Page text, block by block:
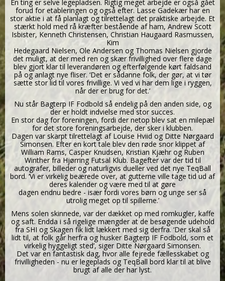
En ting er selve legepladsen. Rigtig meget arbejde er også gået
forud for etableringen og også efter. Lasse Gadekær har en
stor aktie i at få planlagt og tilrettelagt det praktiske arbejde. Et
stærkt hold med rå kræfter bestående af ham, Andrew Scott
Isbister, Kenneth Christensen, Christian Haugaard Rasmussen,
Kim
Hedegaard Nielsen, Ole Andersen og Thomas Nielsen gjorde
det muligt, at der med ren og skær frivillighed over flere dage
blev gjort klar til leverandøren og efterfølgende kørt faldsand
på og anlagt nye fliser. ‘Det er sådanne folk, der gør, at vi tør
sætte stor lid til vores frivillige. Vi ved vi har dem lige i ryggen,
når der er brug for det.’
Nu står Bagterp IF Fodbold så endelig på den anden side, og
der er holdt indvielse med stor succes.
En stor dag for foreningen, fordi der netop blev sat en milepæl
for det store foreningsarbejde, der sker i klubben.
Dagen var skarpt tilrettelagt af Louise Hviid og Ditte Nørgaard
Simonsen. Efter en kort tale blev den røde snor klippet af
William Rams, Casper Knudsen, Kristian Kjæhr og Ruben
Winther fra Hjørring Futsal Klub. Bagefter var der tid til
autografer, billeder og naturligvis dueller ved det nye TeqBall
bord. ‘Vi er virkelig beærede over, at gutterne ville tage tid ud af
deres kalender og være med til at gøre
dagen endnu bedre - især fordi vores børn og unge ser så
utrolig meget op til spillerne.’
Mens solen skinnede, var der dækket op med romkugler, kaffe
og saft. Endda i så rigelige mængder at de besøgende udehold
fra SHI og Skagen fik lidt lækkert med sig derfra. ‘Der skal så
lidt til, at folk går herfra og husker Bagterp IF Fodbold, som et
virkelig hyggeligt sted’, siger Ditte Nørgaard Simonsen.
Det var en fantastisk dag, hvor alle fejrede fællesskabet og
frivilligheden - nu er legeplads og TeqBall bord klar til at blive
brugt af alle der har lyst.